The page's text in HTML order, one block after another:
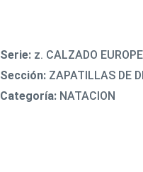
Serie: z. CALZADO
Sección: ZAPATILLAS DE
Categoría: NATACION